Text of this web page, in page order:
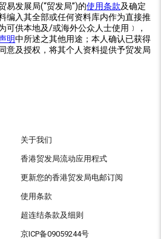
易发展局(“贸发局”)的使用条款及确定
编入其全部或任何资料库内作为直接推
可供本地及/或海外公众人士使用﹞，
明中所述之其他用途；本人确认已获得
意及授权，将其个人资料提供予贸发局
关于我们
香港贸发局流动应用程式
更新您的香港贸发局电邮订阅
使用条款
超连结条款及细则
京ICP备09059244号